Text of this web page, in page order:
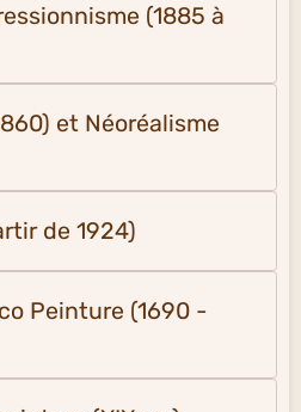
(1885 à
et Néoréalisme
de 1924)
Peinture (1690 -